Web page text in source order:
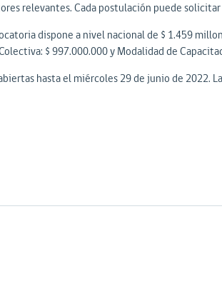
relevantes. Cada postulación puede
dispone a nivel nacional de $ 1.459
$ 997.000.000 y Modalidad de
hasta el miércoles 29 de junio de 2022.